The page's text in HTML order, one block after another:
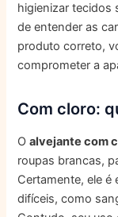
higienizar tecidos
de entender as
produto correto,
comprometer a
Com cloro:
Oalvejante com
roupas brancas,
Certamente, ele é
difíceis, como